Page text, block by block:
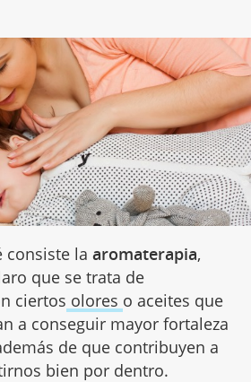
consiste la aromaterapia,
que se trata de
ciertos olores o aceites que
a conseguir mayor fortaleza
de que contribuyen a
bien por dentro.